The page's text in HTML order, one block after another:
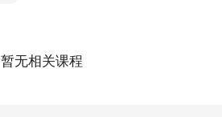
暂无相关课程